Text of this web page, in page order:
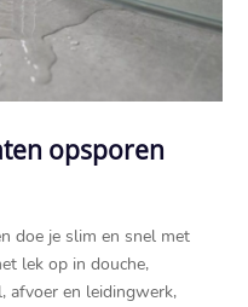
opsporen
doe je slim en snel met
lek op in douche,
afvoer en leidingwerk,